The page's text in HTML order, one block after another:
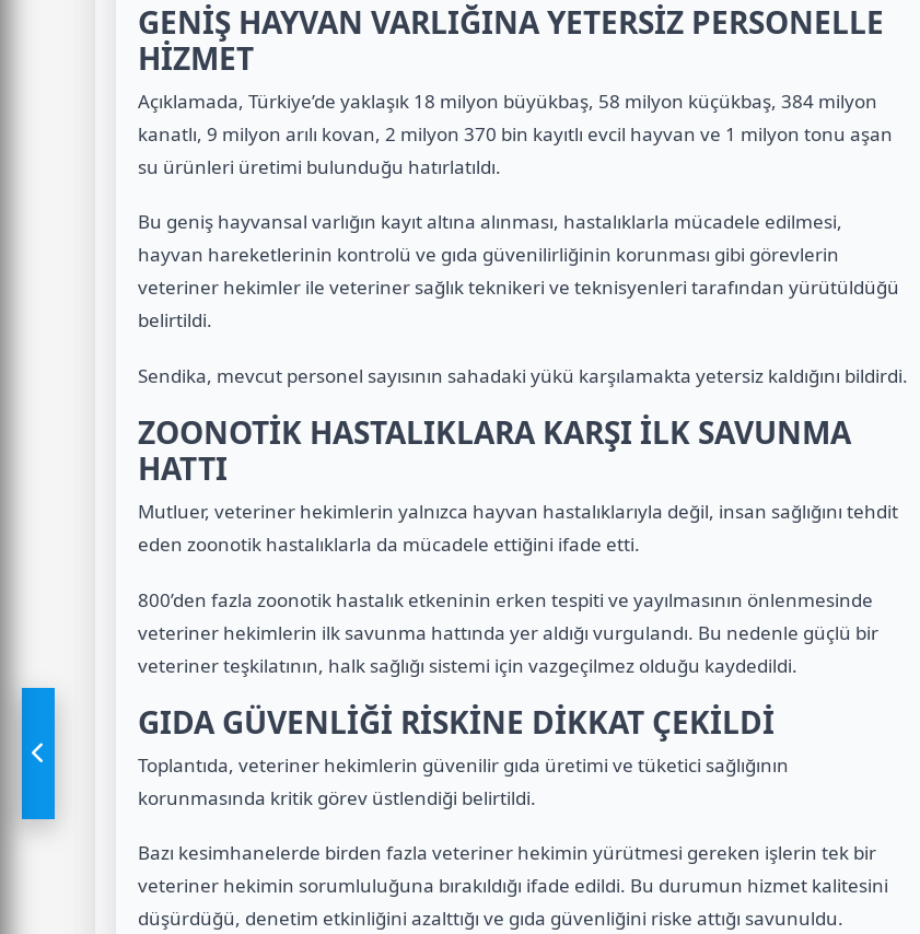
GENİŞ HAYVAN VARLIĞINA YETERSİZ PERSONELLE
HİZMET
Açıklamada, Türkiye’de yaklaşık 18 milyon büyükbaş, 58 milyon küçükbaş, 384 milyon
kanatlı, 9 milyon arılı kovan, 2 milyon 370 bin kayıtlı evcil hayvan ve 1 milyon tonu aşan
su ürünleri üretimi bulunduğu hatırlatıldı.
Bu geniş hayvansal varlığın kayıt altına alınması, hastalıklarla mücadele edilmesi,
hayvan hareketlerinin kontrolü ve gıda güvenilirliğinin korunması gibi görevlerin
veteriner hekimler ile veteriner sağlık teknikeri ve teknisyenleri tarafından yürütüldüğü
belirtildi.
Sendika, mevcut personel sayısının sahadaki yükü karşılamakta yetersiz kaldığını bildirdi.
ZOONOTİK HASTALIKLARA KARŞI İLK SAVUNMA
HATTI
Mutluer, veteriner hekimlerin yalnızca hayvan hastalıklarıyla değil, insan sağlığını tehdit
eden zoonotik hastalıklarla da mücadele ettiğini ifade etti.
800’den fazla zoonotik hastalık etkeninin erken tespiti ve yayılmasının önlenmesinde
veteriner hekimlerin ilk savunma hattında yer aldığı vurgulandı. Bu nedenle güçlü bir
veteriner teşkilatının, halk sağlığı sistemi için vazgeçilmez olduğu kaydedildi.
GIDA GÜVENLİĞİ RİSKİNE DİKKAT ÇEKİLDİ
Toplantıda, veteriner hekimlerin güvenilir gıda üretimi ve tüketici sağlığının
korunmasında kritik görev üstlendiği belirtildi.
Bazı kesimhanelerde birden fazla veteriner hekimin yürütmesi gereken işlerin tek bir
veteriner hekimin sorumluluğuna bırakıldığı ifade edildi. Bu durumun hizmet kalitesini
düşürdüğü, denetim etkinliğini azalttığı ve gıda güvenliğini riske attığı savunuldu.